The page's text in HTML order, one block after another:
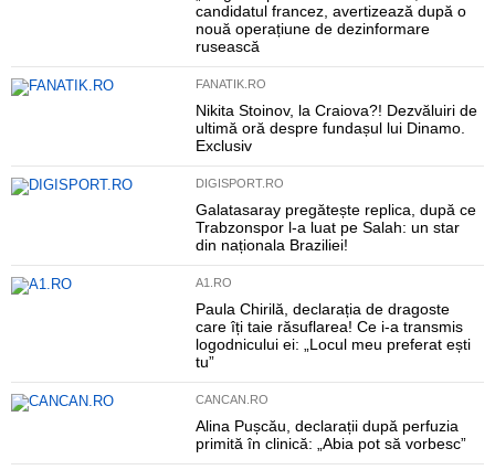
candidatul francez, avertizează după o
nouă operațiune de dezinformare
rusească
FANATIK.RO
Nikita Stoinov, la Craiova?! Dezvăluiri de
ultimă oră despre fundașul lui Dinamo.
Exclusiv
DIGISPORT.RO
Galatasaray pregătește replica, după ce
Trabzonspor l-a luat pe Salah: un star
din naționala Braziliei!
A1.RO
Paula Chirilă, declarația de dragoste
care îți taie răsuflarea! Ce i-a transmis
logodnicului ei: „Locul meu preferat ești
tu”
CANCAN.RO
Alina Pușcău, declarații după perfuzia
primită în clinică: „Abia pot să vorbesc”